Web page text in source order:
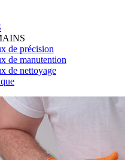
de précision
de manutention
de nettoyage